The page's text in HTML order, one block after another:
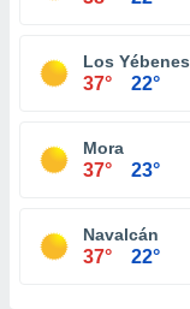
Los Yébenes
37° 22°
Mora
37° 23°
Navalcán
37° 22°